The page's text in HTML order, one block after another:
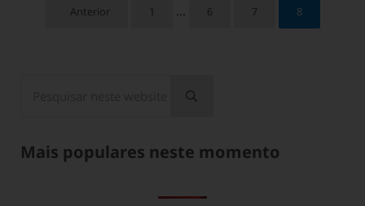
Anterior Página
1 Páginas intercalares omitidas
... Página
6 Página
7 Página
8
Enviar pesquisa
Mais populares neste momento